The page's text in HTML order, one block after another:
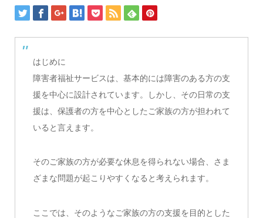
はじめに
障害者福祉サービスは、基本的には障害のある方の支
援を中心に設計されています。しかし、その日常の支
援は、保護者の方を中心としたご家族の方が担われて
いると言えます。
そのご家族の方が必要な休息を得られない場合、さま
ざまな問題が起こりやすくなると考えられます。
ここでは、そのようなご家族の方の支援を目的とした